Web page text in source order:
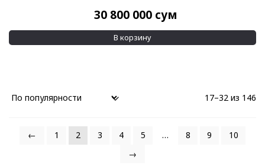
30 800 000 сум
В корзину
17–32 из 146
← 1 2 3 4 5 … 8 9
10
→